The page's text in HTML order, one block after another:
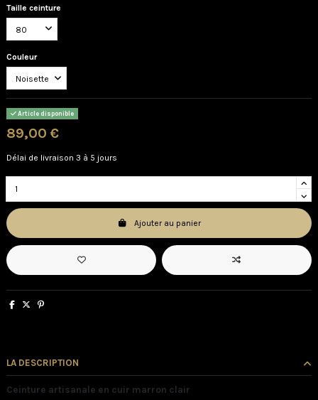
Taille ceinture
Couleur
Article disponible
89,00 €
Délai de livraison 3 à 5 jours
Ajouter au panier
LA DESCRIPTION
Ceinture artisanale en cuir marron clair